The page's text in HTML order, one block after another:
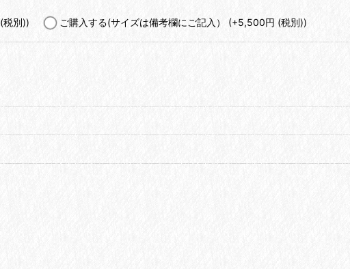
(税別)) ご購入する(サイズは備考欄にご記入） (+5,500円 (税別))